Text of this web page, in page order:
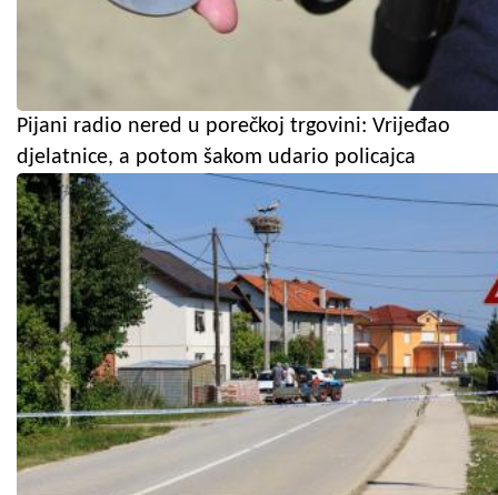
Pijani radio nered u porečkoj trgovini: Vrijeđao
djelatnice, a potom šakom udario policajca